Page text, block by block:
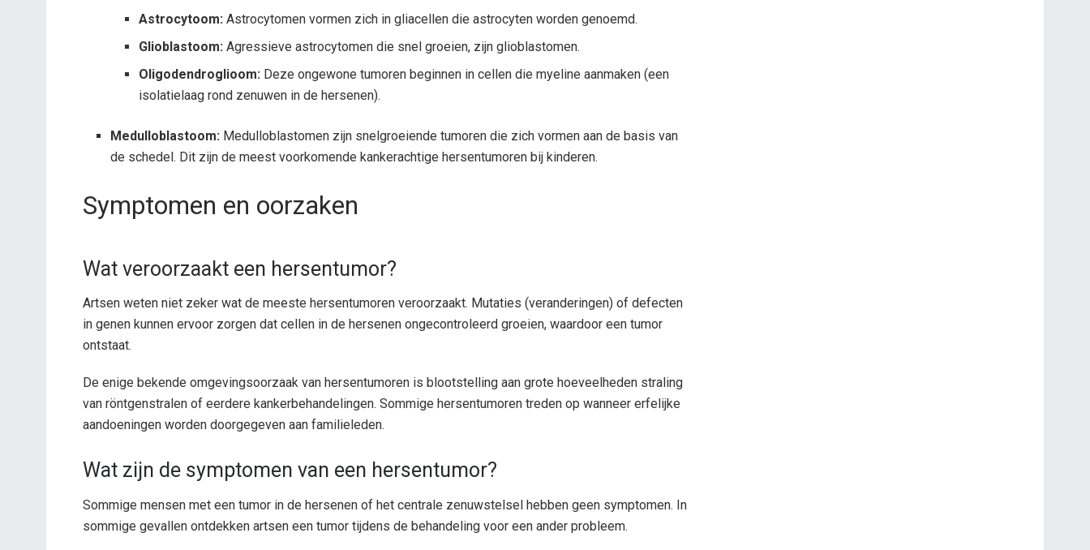
Astrocytoom: Astrocytomen vormen zich in gliacellen die astrocyten worden genoemd.
Glioblastoom: Agressieve astrocytomen die snel groeien, zijn glioblastomen.
Oligodendroglioom: Deze ongewone tumoren beginnen in cellen die myeline aanmaken (een
isolatielaag rond zenuwen in de hersenen).
Medulloblastoom: Medulloblastomen zijn snelgroeiende tumoren die zich vormen aan de basis van
de schedel. Dit zijn de meest voorkomende kankerachtige hersentumoren bij kinderen.
Symptomen en oorzaken
Wat veroorzaakt een hersentumor?
Artsen weten niet zeker wat de meeste hersentumoren veroorzaakt. Mutaties (veranderingen) of defecten
in genen kunnen ervoor zorgen dat cellen in de hersenen ongecontroleerd groeien, waardoor een tumor
ontstaat.
De enige bekende omgevingsoorzaak van hersentumoren is blootstelling aan grote hoeveelheden straling
van röntgenstralen of eerdere kankerbehandelingen. Sommige hersentumoren treden op wanneer erfelijke
aandoeningen worden doorgegeven aan familieleden.
Wat zijn de symptomen van een hersentumor?
Sommige mensen met een tumor in de hersenen of het centrale zenuwstelsel hebben geen symptomen. In
sommige gevallen ontdekken artsen een tumor tijdens de behandeling voor een ander probleem.